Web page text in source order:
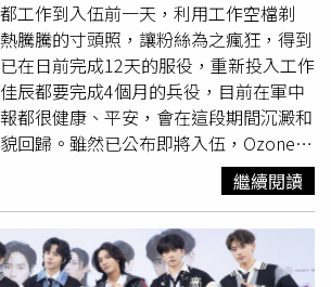
想事成，多多陪伴家人與朋友，一起迎
哲言（左起）、佳辰、子翔、祖安、
舉辦演唱會。（圖／POP Radio提供）
工作到入伍前一天，利用工作空檔剃
騰騰的寸頭照，讓粉絲為之瘋狂，得到
已在日前完成12天的服役，重新投入工作
辰都要完成4個月的兵役，目前在軍中
都很健康、平安，會在這段期間沉澱和
回歸。雖然已公布即將入伍，Ozone各
為了不讓粉絲感受到「軍白期」，成員
類素材拍攝和通告訪問，會在這段時期
度過這4個月無法合體的時光，因此煥
辰幾乎都工作到入伍前一天，哲言甚至
檔中完成剃頭。雖然成員希望可以低調入
繼續閱讀